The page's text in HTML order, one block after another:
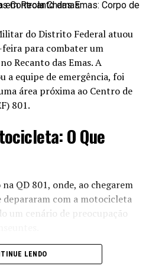
pet e pela abordagem
terão acesso a
reabilitação de cães e
de adestramento
do Distrito Federal atuou
para combater um
Recanto das Emas. A
a equipe de emergência, foi
área próxima ao Centro de
801.
O Que
QD 801, onde, ao chegarem
depararam com a motocicleta
um cenário de preocupação
LENDO